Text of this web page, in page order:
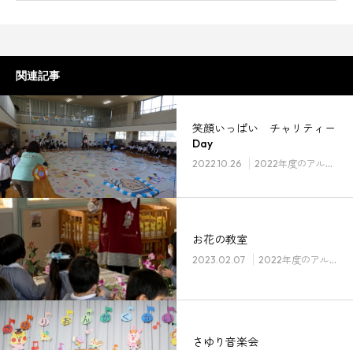
関連記事
笑顔いっぱい チャリティー
Day
2022.10.26 2022年度のアルバム
お花の教室
2023.02.07 2022年度のアルバム
さゆり音楽会